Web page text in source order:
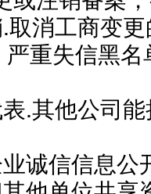
取消工商变
重失信黑
.其他公司
诚信信息公